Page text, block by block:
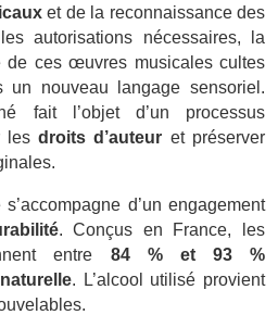
et de la reconnaissance des
autorisations nécessaires, la
de ces œuvres musicales cultes
un nouveau langage sensoriel.
fait l’objet d’un processus
lesdroits d’auteur et préserver
d’un engagement
. Conçus en France, les
entre 84 % et 93 %
. L’alcool utilisé provient